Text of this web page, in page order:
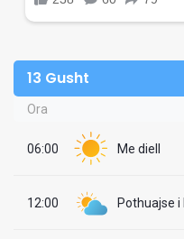
13 Gusht
Ora
06:00 Me diell
12:00 Pothuajse